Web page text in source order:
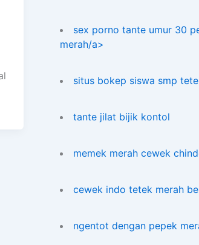
sex porno tante umur 30
merah/a>
situs bokep siswa smp
tante jilat bijik kontol
memek merah cewek
cewek indo tetek merah
ngentot dengan pepek